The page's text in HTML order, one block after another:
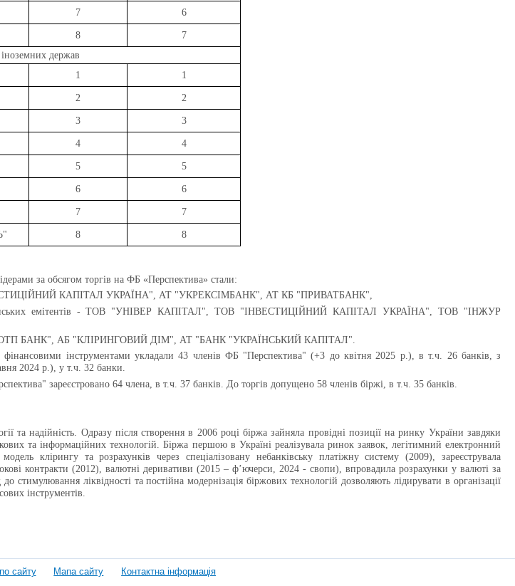
7 6
8
7
іноземних держав
1 1
2 2
3 3
4 4
5 5
6 6
7 7
8 8
за обсягом торгів на ФБ «Перспектива» стали:
КАПІТАЛ УКРАЇНА", АТ "УКРЕКСІМБАНК", АТ КБ "ПРИВАТБАНК",
емітентів - ТОВ "УНІВЕР КАПІТАЛ", ТОВ "ІНВЕСТИЦІЙНИЙ КАПІТАЛ УКРАЇНА", ТОВ "ІНЖУР
"ОТП БАНК", АБ "КЛІРИНГОВИЙ ДІМ", АТ "БАНК "УКРАЇНСЬКИЙ КАПІТАЛ".
інструментами укладали 43 членів ФБ "Перспектива"(+3 доквітня 2025 р.), в т.ч. 26 банків, з
2024 р.), у т.ч. 32 банки.
зареєстровано 64 члена, в т.ч. 37 банків. До торгів допущено 58 членів біржі, в т.ч. 35 банків.
та надійність. Одразу після створення в 2006 році біржа зайняла провідні позиції на ринку України завдяки
та інформаційних технологій. Біржа першою в Україні реалізувала ринок заявок, легітимний електронний
клірингу та розрахунків через спеціалізовану небанківську платіжну систему (2009), зареєструвала
контракти (2012), валютні деривативи (2015 – ф’ючерси, 2024 - свопи), впровадила розрахунки у валюті за
стимулювання ліквідності та постійна модернізація біржових технологій дозволяють лідирувати в організації
інструментів.
сайту Мапа сайту Контактна інформація